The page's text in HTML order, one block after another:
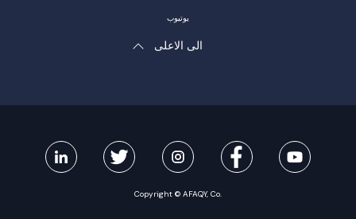
يوتيوب
الى الاعلى
Copyright © AFAQY, Co.